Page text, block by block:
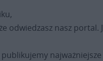
odwiedzasz nasz portal.
najważniejsze